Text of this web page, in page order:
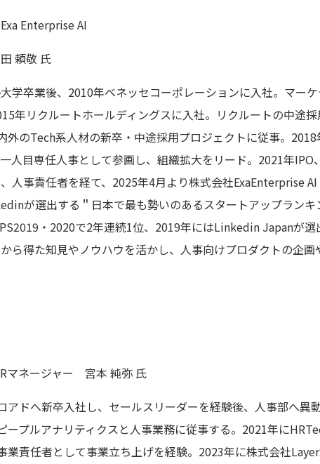
Enterprise AI
頼敬 氏
学卒業後、2010年ベネッセコーポレーションに入社。マー
年リクルートホールディングスに入社。リクルートの中途
外のTech系人材の新卒・中途採用プロジェクトに従事。2018
人目専任人事として参画し、組織拡大をリード。2021年IPO
人事責任者を経て、2025年4月より株式会社ExaEnterprise
が選出する＂日本で最も勢いのあるスタートアップランキ
・2020で2年連続1位、2019年にはLinkedin Japanが選
ら得た知見やノウハウを活かし、人事向けプロダクトの企
マネージャー 宮本 純弥 氏
アドへ新卒入社し、セールスリーダーを経験後、人事部へ異
ープルアナリティクスと人事業務に従事する。2021年に
業責任者として事業立ち上げを経験。2023年に株式会社